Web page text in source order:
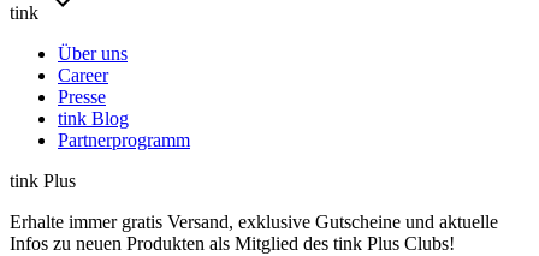
tink
Über uns
Career
Presse
tink Blog
Partnerprogramm
tink Plus
Erhalte immer gratis Versand, exklusive Gutscheine und aktuelle
Infos zu neuen Produkten als Mitglied des tink Plus Clubs!